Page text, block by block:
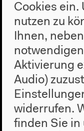
aktuellen
Bereits gekaufte
und erstattet.
durch unser
kontaktiert.
Cookies ein.
nutzen zu
Ihnen,
Aktivierung
Audio)
widerrufen.
finden Sie in